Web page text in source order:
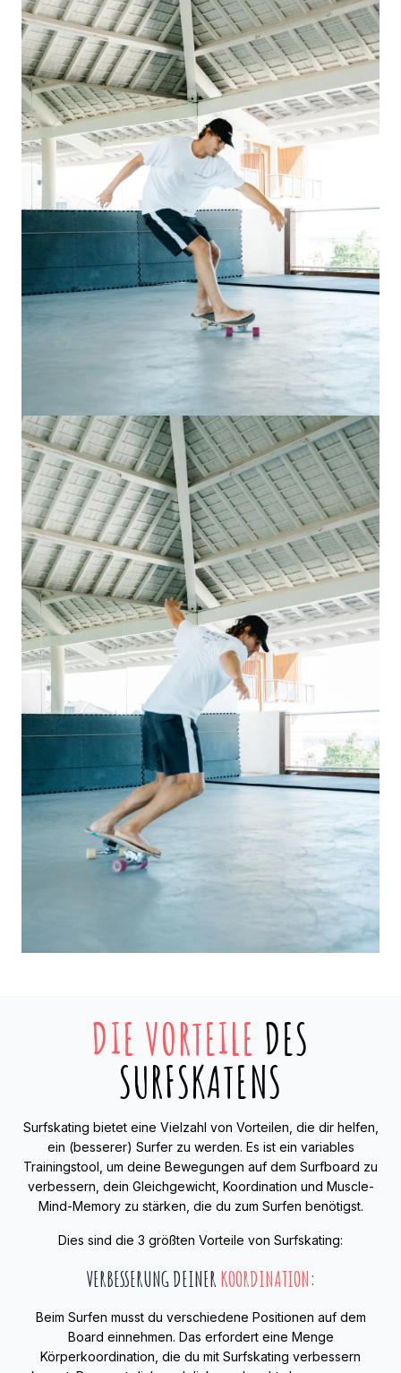
DIE VORTEILE DES
SURFSKATENS
Surfskating bietet eine Vielzahl von Vorteilen, die dir helfen,
ein (besserer) Surfer zu werden. Es ist ein variables
Trainingstool, um deine Bewegungen auf dem Surfboard zu
verbessern, dein Gleichgewicht, Koordination und Muscle-
Mind-Memory zu stärken, die du zum Surfen benötigst.
Dies sind die 3 größten Vorteile von Surfskating:
VERBESSERUNG DEINER KOORDINATION:
Beim Surfen musst du verschiedene Positionen auf dem
Board einnehmen. Das erfordert eine Menge
Körperkoordination, die du mit Surfskating verbessern